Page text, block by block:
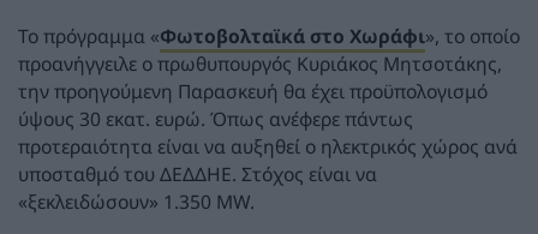
Το πρόγραμμα «Φωτοβολταϊκά στο Χωράφι», το οποίο
προανήγγειλε ο πρωθυπουργός Κυριάκος Μητσοτάκης,
την προηγούμενη Παρασκευή θα έχει προϋπολογισμό
ύψους 30 εκατ. ευρώ. Όπως ανέφερε πάντως
προτεραιότητα είναι να αυξηθεί ο ηλεκτρικός χώρος ανά
υποσταθμό του ΔΕΔΔΗΕ. Στόχος είναι να
«ξεκλειδώσουν» 1.350 MW.